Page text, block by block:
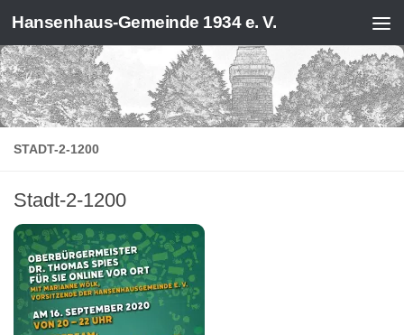
Zum Inhalt springen
Hansenhaus-Gemeinde 1934 e. V.
STADT-2-1200
Stadt-2-1200